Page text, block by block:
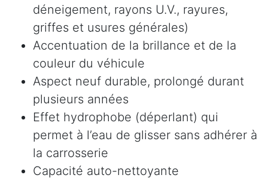
déneigement, rayons U.V., rayures,
griffes et usures générales)
Accentuation de la brillance et de la
couleur du véhicule
Aspect neuf durable, prolongé durant
plusieurs années
Effet hydrophobe (déperlant) qui
permet à l’eau de glisser sans adhérer à
la carrosserie
Capacité auto-nettoyante